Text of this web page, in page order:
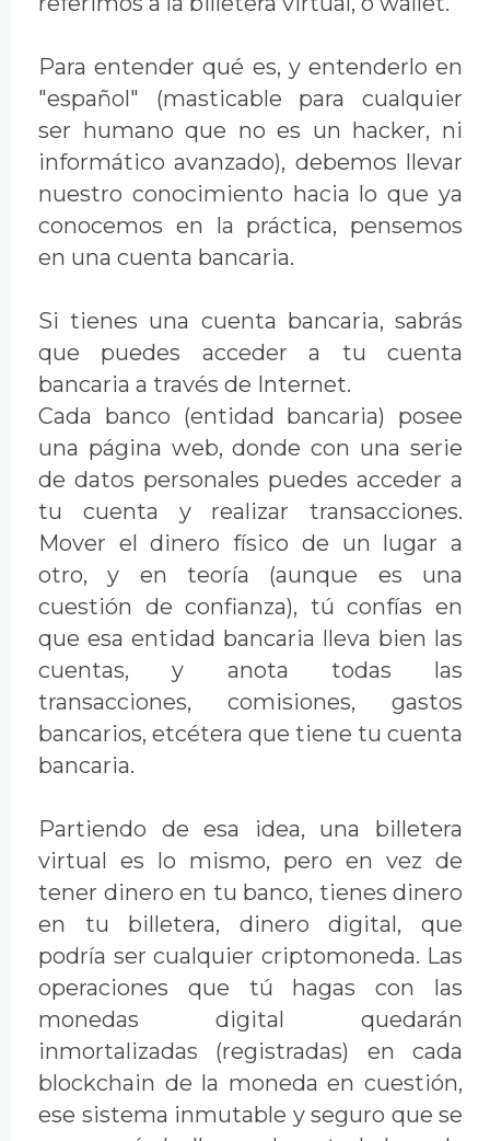
Para entender qué es, y entenderlo en
"español" (masticable para cualquier
ser humano que no es un hacker, ni
informático avanzado), debemos llevar
nuestro conocimiento hacia lo que ya
conocemos en la práctica, pensemos
en una cuenta bancaria.
Si tienes una cuenta bancaria, sabrás
que puedes acceder a tu cuenta
bancaria a través de Internet.
Cada banco (entidad bancaria) posee
una página web, donde con una serie
de datos personales puedes acceder a
tu cuenta y realizar transacciones.
Mover el dinero físico de un lugar a
otro, y en teoría (aunque es una
cuestión de confianza), tú confías en
que esa entidad bancaria lleva bien las
cuentas, y anota todas las
transacciones, comisiones, gastos
bancarios, etcétera que tiene tu cuenta
bancaria.
Partiendo de esa idea, una billetera
virtual es lo mismo, pero en vez de
tener dinero en tu banco, tienes dinero
en tu billetera, dinero digital, que
podría ser cualquier criptomoneda. Las
operaciones que tú hagas con las
monedas digital quedarán
inmortalizadas (registradas) en cada
blockchain de la moneda en cuestión,
ese sistema inmutable y seguro que se